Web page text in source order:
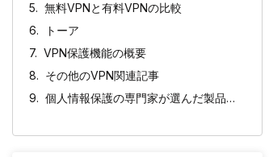
無料VPNと有料VPNの比較
トーア
VPN保護機能の概要
その他のVPN関連記事
個人情報保護の専門家が選んだ製品に興味がありますか？